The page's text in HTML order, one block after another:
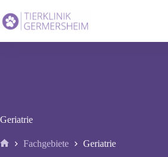
Inhalt
springen
Geriatrie
Fachgebiete Geriatrie